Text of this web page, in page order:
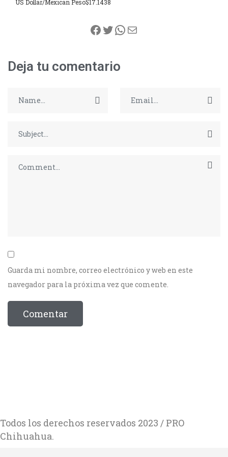
US Dollar/Mexican Peso$17.1438
Facebook
Twitter
WhatsApp
Correo electrónico
Deja tu comentario
Guarda mi nombre, correo electrónico y web en este
navegador para la próxima vez que comente.
Todos los derechos reservados 2023 / PRO
Chihuahua.